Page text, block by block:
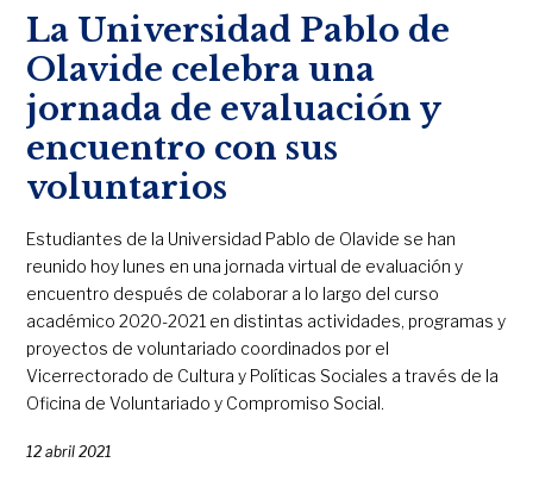
La Universidad Pablo de
Olavide celebra una
jornada de evaluación y
encuentro con sus
voluntarios
Estudiantes de la Universidad Pablo de Olavide se han
reunido hoy lunes en una jornada virtual de evaluación y
encuentro después de colaborar a lo largo del curso
académico 2020-2021 en distintas actividades, programas y
proyectos de voluntariado coordinados por el
Vicerrectorado de Cultura y Políticas Sociales a través de la
Oficina de Voluntariado y Compromiso Social.
12 abril 2021